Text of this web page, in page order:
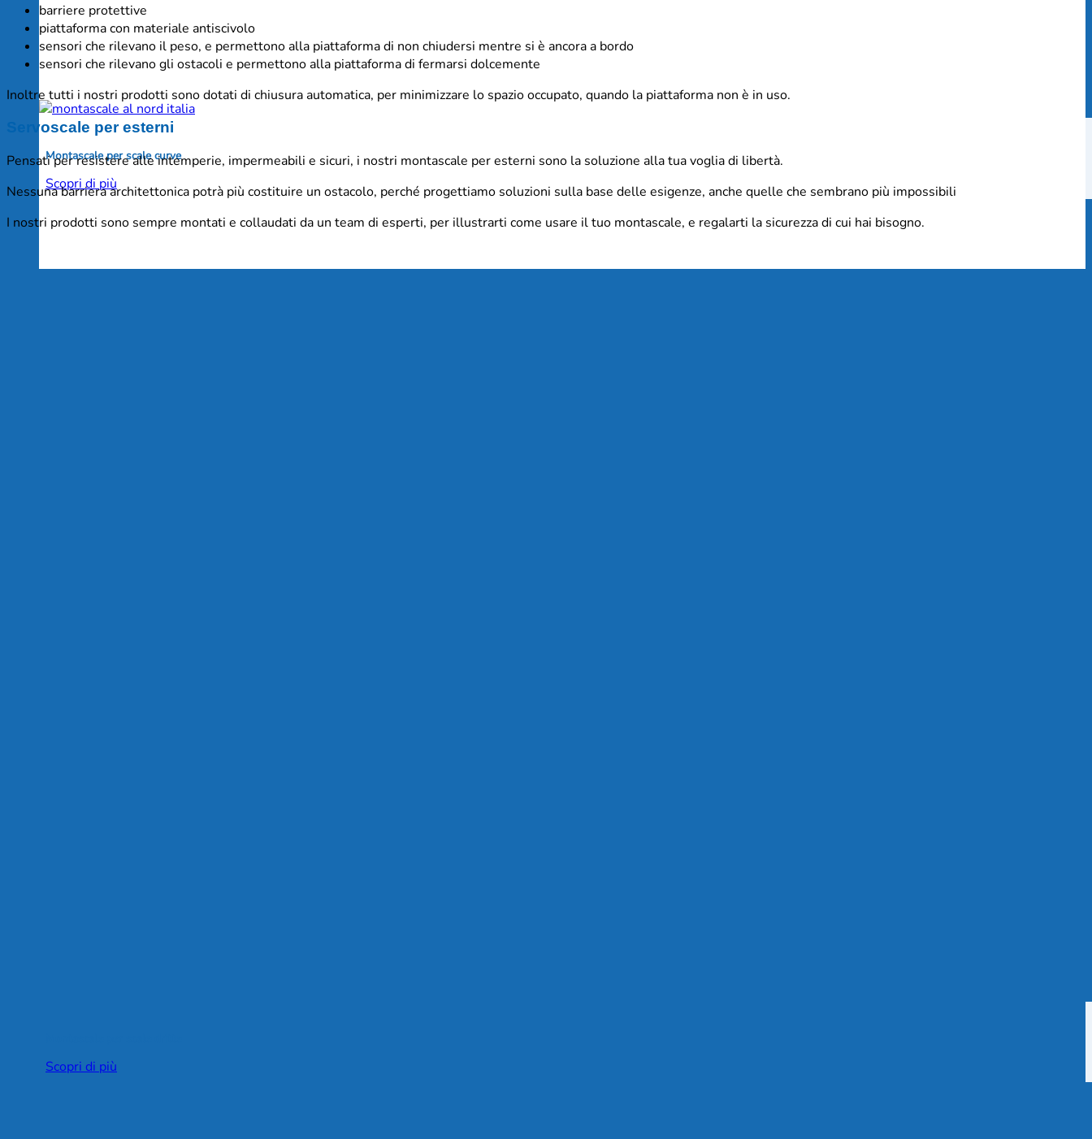
Montascale per scale curve
Scopri di più
Scopri di più
barriere protettive
piattaforma con materiale antiscivolo
sensori che rilevano il peso, e permettono alla piattaforma di non chiudersi mentre si è ancora a bordo
sensori che rilevano gli ostacoli e permettono alla piattaforma di fermarsi dolcemente
Inoltre tutti i nostri prodotti sono dotati di chiusura automatica, per minimizzare lo spazio occupato, quando la piattaforma non è in uso.
Servoscale per esterni
Pensati per resistere alle intemperie, impermeabili e sicuri, i nostri montascale per esterni sono la soluzione alla tua voglia di libertà.
Nessuna barriera architettonica potrà più costituire un ostacolo, perché progettiamo soluzioni sulla base delle esigenze, anche quelle che sembrano più impossibili
I nostri prodotti sono sempre montati e collaudati da un team di esperti, per illustrarti come usare il tuo montascale, e regalarti la sicurezza di cui hai bisogno.